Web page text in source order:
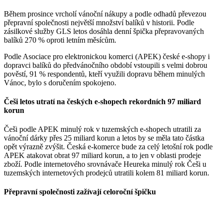
Během prosince vrcholí vánoční nákupy a podle odhadů převezou
přepravní společnosti největší množství balíků v historii. Podle
zásilkové služby GLS letos dosáhla denní špička přepravovaných
balíků 270 % oproti letním měsícům.
Podle Asociace pro elektronickou komerci (APEK) české e-shopy i
dopravci balíků do předvánočního období vstoupili s velmi dobrou
pověstí, 91 % respondentů, kteří využili dopravu během minulých
Vánoc, bylo s doručením spokojeno.
Češi letos utratí na českých e-shopech rekordních 97 miliard
korun
Češi podle APEK minulý rok v tuzemských e-shopech utratili za
vánoční dárky přes 25 miliard korun a letos by se měla tato částka
opět výrazně zvýšit. Česká e-komerce bude za celý letošní rok podle
APEK atakovat obrat 97 miliard korun, a to jen v oblasti prodeje
zboží. Podle internetového srovnávače Heureka minulý rok Češi u
tuzemských internetových prodejců utratili kolem 81 miliard korun.
Přepravní společnosti zažívají celoroční špičku